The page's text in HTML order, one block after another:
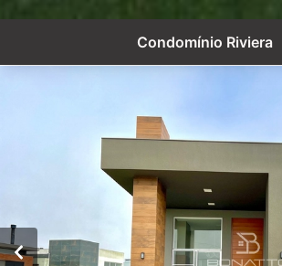
Condomínio Riviera